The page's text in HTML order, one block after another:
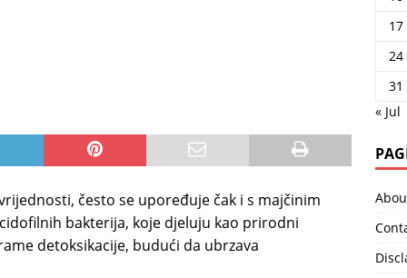
često se upoređuje čak i s majčinim
bakterija, koje djeluju kao prirodni
detoksikacije, budući da ubrzava
17
24
31
« Jul